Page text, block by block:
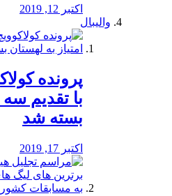
اکتبر 12, 2019
والیبال
پرونده
با تقدیم سه
بسته شد
اکتبر 17, 2019